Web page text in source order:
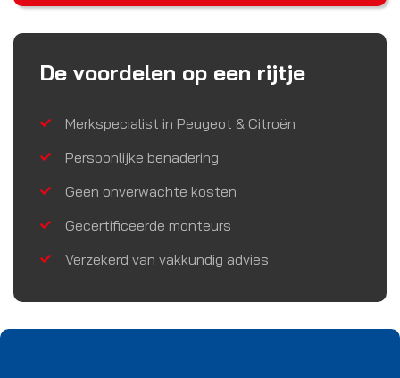
De voordelen op een rijtje
Merkspecialist in Peugeot & Citroën
Persoonlijke benadering
Geen onverwachte kosten
Gecertificeerde monteurs
Verzekerd van vakkundig advies